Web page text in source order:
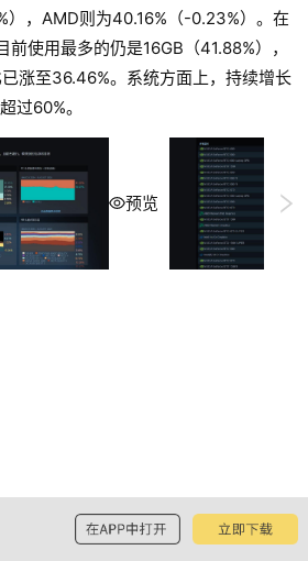
），AMD则为40.16%（-0.23%）。在
使用最多的仍是16GB（41.88%），
涨至36.46%。系统方面上，持续增长
过60%。
预览